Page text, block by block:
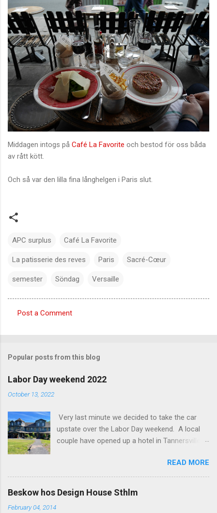
Middagen intogs på Café La Favorite och bestod för oss båda
av rått kött.
Och så var den lilla fina långhelgen i Paris slut.
APC surplus Café La Favorite
La patisserie des reves Paris Sacré-Cœur
semester Söndag Versaille
o
m
e
n
s
Post a Comment
Popular posts from this blog
Labor Day weekend 2022
October 13, 2022
Very last minute we decided to take the car
upstate over the Labor Day weekend. A local
couple have opened up a hotel in Tannersville
Beautiful place, Hotel Lilien . I think we came up
round the first week they were open. The entire
hotel looks like it's picked from an interior
magazine. We did not stay in the main building.
READ MORE
Beskow hos Design House Sthlm
February 04, 2014